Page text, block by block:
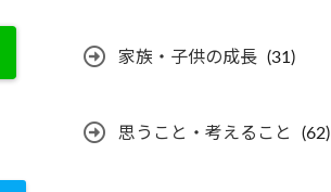
家族・子供の成長 (31)
思うこと・考えること (62)